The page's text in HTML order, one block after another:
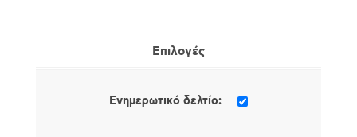
Επιλογές
Ενημερωτικό δελτίο: